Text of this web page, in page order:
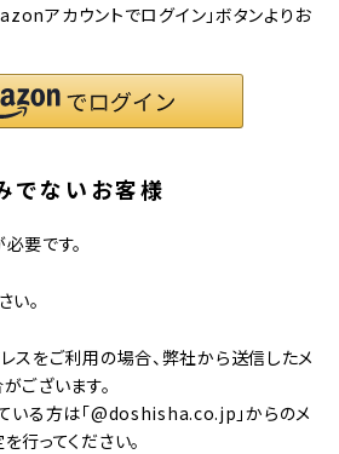
アカウントでログイン」ボタンよりお
でないお客様
要です。
い。
スをご利用の場合、弊社から送信したメ
ございます。
いる方は「@doshisha.co.jp」からのメ
行ってください。